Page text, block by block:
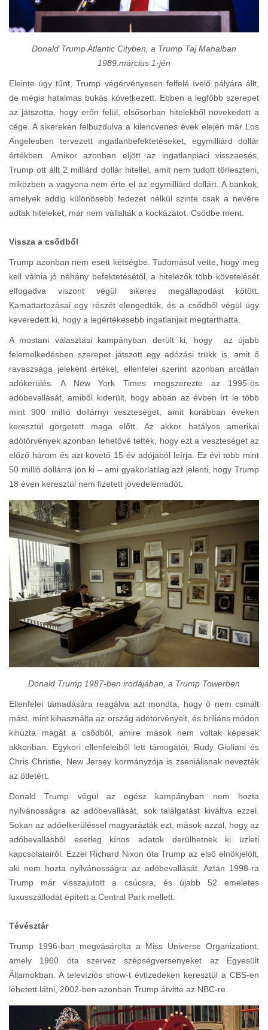
Donald Trump Atlantic Cityben, a Trump Taj Mahalban
1989.március 1-jén
Eleinte úgy tűnt, Trump végérvényesen felfelé ívelő pályára állt,
de mégis hatalmas bukás következett. Ebben a legfőbb szerepet
az játszotta, hogy erőn felül, elsősorban hitelekből növekedett a
cége. A sikereken felbuzdulva a kilencvenes évek elején már Los
Angelesben tervezett ingatlanbefektetéseket, egymilliárd dollár
értékben. Amikor azonban eljött az ingatlanpiaci visszaesés,
Trump ott állt 2 milliárd dollár hitellel, amit nem tudott törleszteni,
miközben a vagyona nem érte el az egymilliárd dollárt. A bankok,
amelyek addig különösebb fedezet nélkül szinte csak a nevére
adtak hiteleket, már nem vállalták a kockázatot. Csődbe ment.
Vissza a csődből
Trump azonban nem esett kétségbe. Tudomásul vette, hogy meg
kell válnia jó néhány befektetésétől, a hitelezők több követelését
elfogadva viszont végül sikeres megállapodást kötött.
Kamattartozásai egy részét elengedték, és a csődből végül úgy
keveredett ki, hogy a legértékesebb ingatlanjait megtarthatta.
A mostani választási kampányban derült ki, hogy az újabb
felemelkedésben szerepet játszott egy adózási trükk is, amit ő
ravaszsága jeleként értékel, ellenfelei szerint azonban arcátlan
adókerülés. A New York Times megszerezte az 1995-ös
adóbevallását, amiből kiderült, hogy abban az évben írt le több
mint 900 millió dollárnyi veszteséget, amit korábban éveken
keresztül görgetett maga előtt. Az akkor hatályos amerikai
adótörvények azonban lehetővé tették, hogy ezt a veszteséget az
előző három és azt követő 15 év adójából leírja. Ez évi több mint
50 millió dollárra jön ki – ami gyakorlatilag azt jelenti, hogy Trump
18 éven keresztül nem fizetett jövedelemadót.
Donald Trump 1987-ben irodájában, a Trump Towerben
Ellenfelei támadására reagálva azt mondta, hogy ő nem csinált
mást, mint kihasználta az ország adótörvényeit, és briliáns módon
kihúzta magát a csődből, amire mások nem voltak képesek
akkoriban. Egykori ellenfeleiből lett támogatói, Rudy Giuliani és
Chris Christie, New Jersey kormányzója is zseniálisnak nevezték
az ötletért.
Donald Trump végül az egész kampányban nem hozta
nyilvánosságra az adóbevallását, sok találgatást kiváltva ezzel.
Sokan az adóelkerüléssel magyarázták ezt, mások azzal, hogy az
adóbevallásból esetleg kínos adatok derülhetnek ki üzleti
kapcsolatairól. Ezzel Richard Nixon óta Trump az első elnökjelölt,
aki nem hozta nyilvánosságra az adóbevallását. Aztán 1998-ra
Trump már visszajutott a csúcsra, és újabb 52 emeletes
luxusszállodát épített a Central Park mellett.
Tévésztár
Trump 1996-ban megvásárolta a Miss Universe Organizationt,
amely 1960 óta szervez szépségversenyeket az Egyesült
Államokban. A televíziós show-t évtizedeken keresztül a CBS-en
lehetett látni, 2002-ben azonban Trump átvitte az NBC-re.